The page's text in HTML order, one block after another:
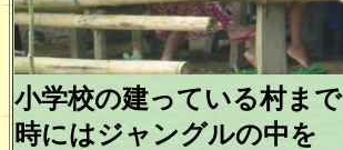
小学校の建っている村まで
時にはジャングルの中を